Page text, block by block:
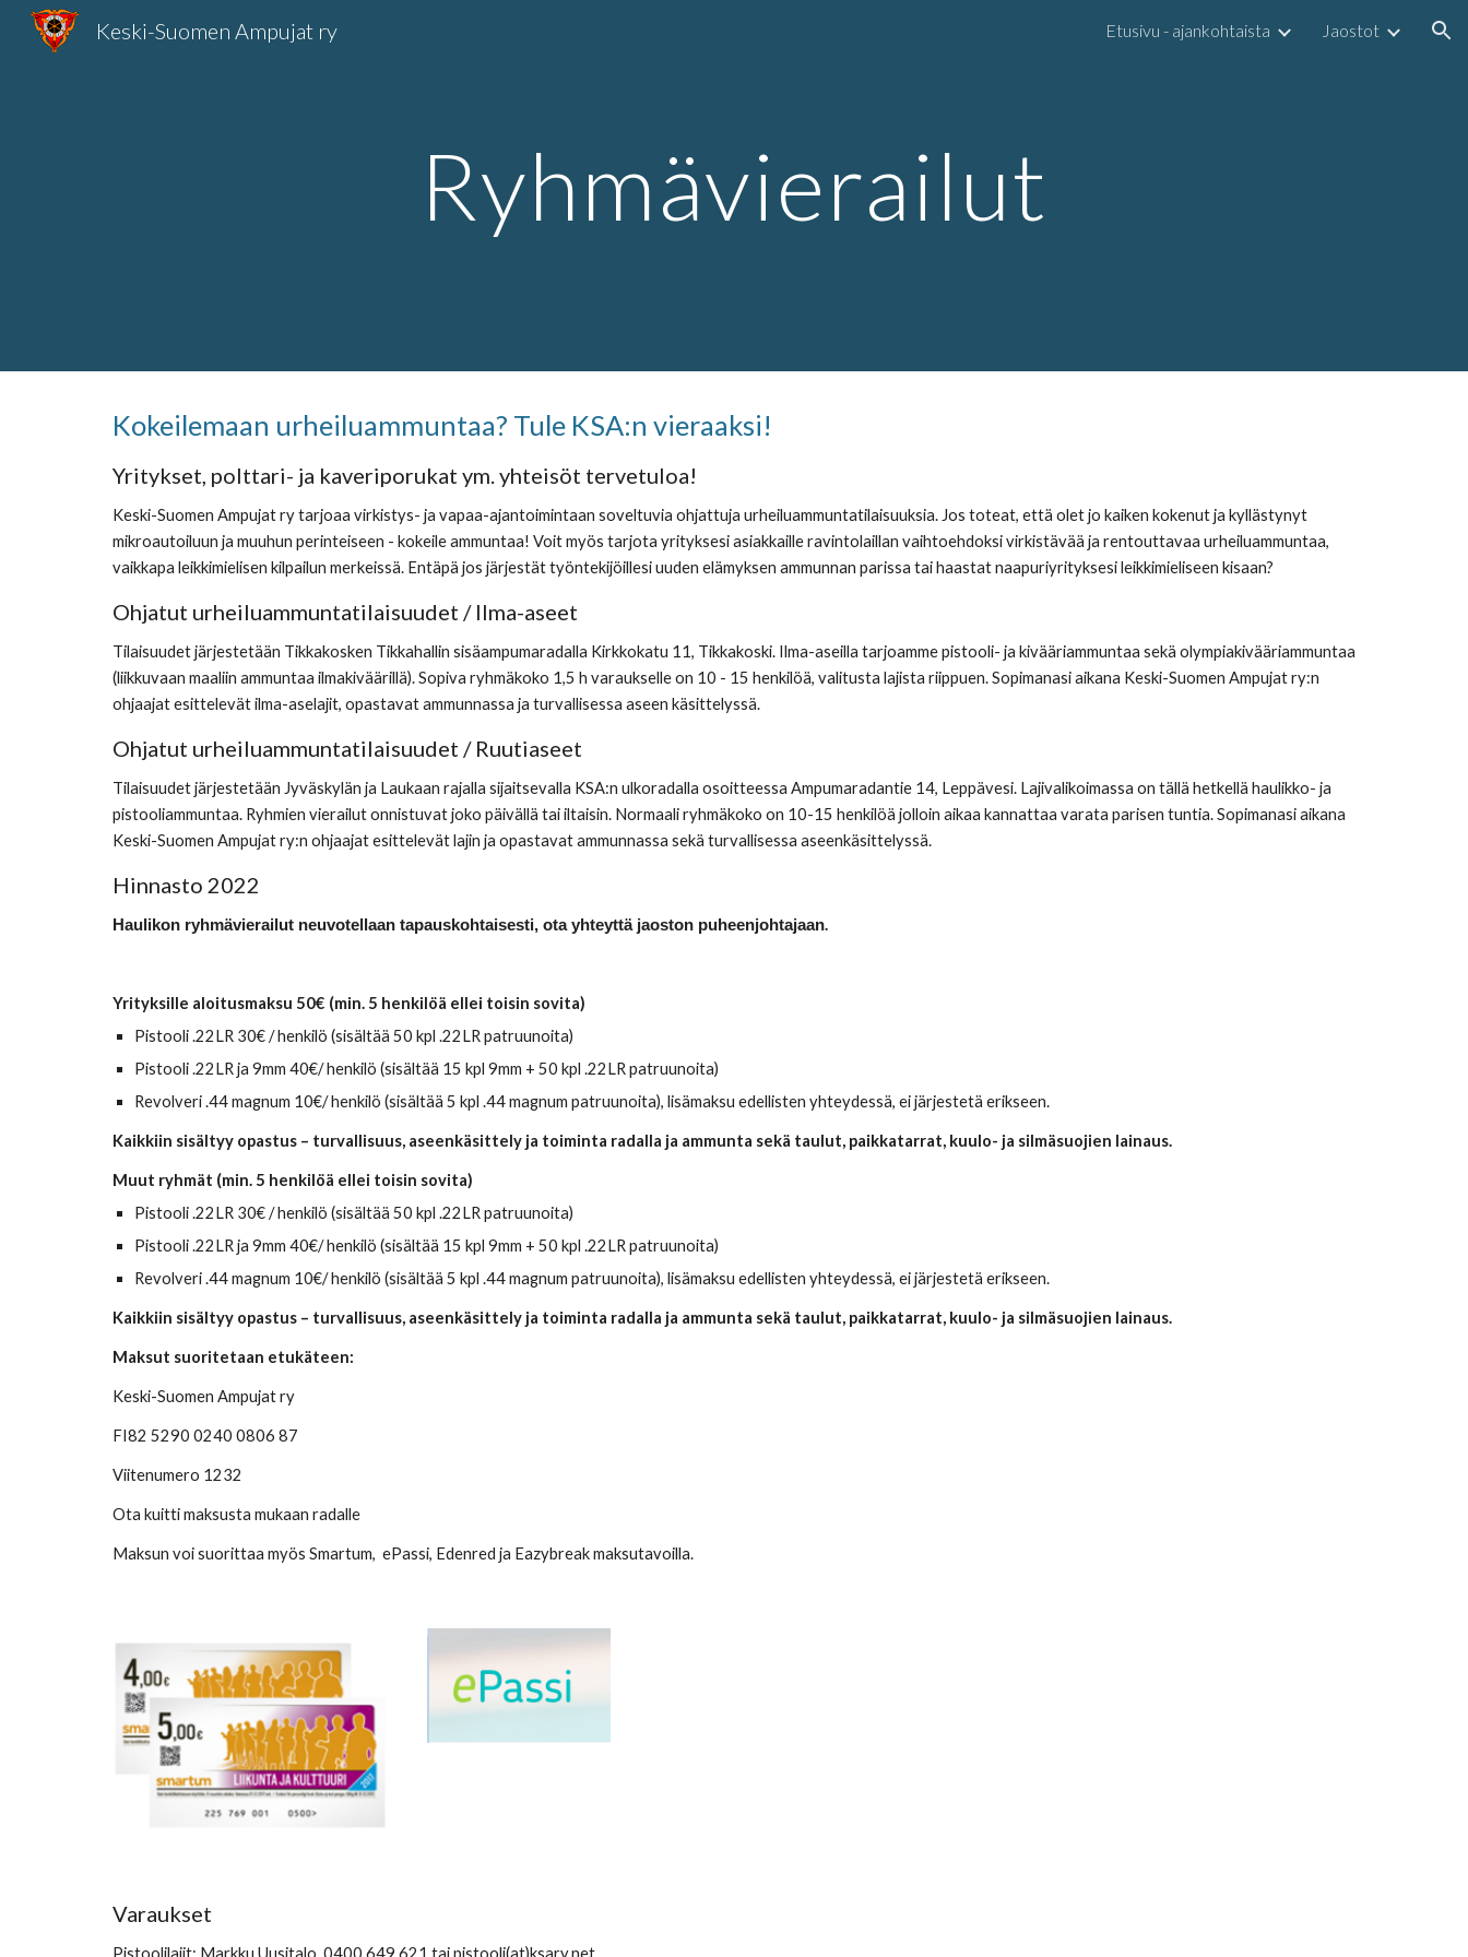
Keski-Suomen Ampujat ry Etusivu - ajankohtaista Jaostot
Ryhmävierailut
Kokeilemaan urheiluammuntaa? Tule KSA:n vieraaksi!
Yritykset, polttari- ja kaveriporukat ym. yhteisöt tervetuloa!
Keski-Suomen Ampujat ry tarjoaa virkistys- ja vapaa-ajantoimintaan soveltuvia ohjattuja urheiluammuntatilaisuuksia. Jos toteat, että olet jo kaiken kokenut ja kyllästynyt
mikroautoiluun ja muuhun perinteiseen - kokeile ammuntaa! Voit myös tarjota yrityksesi asiakkaille ravintolaillan vaihtoehdoksi virkistävää ja rentouttavaa urheiluammuntaa,
vaikkapa leikkimielisen kilpailun merkeissä. Entäpä jos järjestät työntekijöillesi uuden elämyksen ammunnan parissa tai haastat naapuriyrityksesi leikkimieliseen kisaan?
Ohjatut urheiluammuntatilaisuudet / Ilma-aseet
Tilaisuudet järjestetään Tikkakosken Tikkahallin sisäampumaradalla Kirkkokatu 11, Tikkakoski. Ilma-aseilla tarjoamme pistooli- ja kivääriammuntaa sekä olympiakivääriammuntaa
(liikkuvaan maaliin ammuntaa ilmakiväärillä). Sopiva ryhmäkoko 1,5 h varaukselle on 10 - 15 henkilöä, valitusta lajista riippuen. Sopimanasi aikana Keski-Suomen Ampujat ry:n
ohjaajat esittelevät ilma-aselajit, opastavat ammunnassa ja turvallisessa aseen käsittelyssä.
Ohjatut urheiluammuntatilaisuudet / Ruutiaseet
Tilaisuudet järjestetään Jyväskylän ja Laukaan rajalla sijaitsevalla KSA:n ulkoradalla osoitteessa Ampumaradantie 14, Leppävesi. Lajivalikoimassa on tällä hetkellä haulikko- ja
pistooliammuntaa. Ryhmien vierailut onnistuvat joko päivällä tai iltaisin. Normaali ryhmäkoko on 10-15 henkilöä jolloin aikaa kannattaa varata parisen tuntia. Sopimanasi aikana
Keski-Suomen Ampujat ry:n ohjaajat esittelevät lajin ja opastavat ammunnassa sekä turvallisessa aseenkäsittelyssä.
Hinnasto 2022
Haulikon ryhmävierailut neuvotellaan tapauskohtaisesti, ota yhteyttä jaoston puheenjohtajaan.
Yrityksille aloitusmaksu 50€ (min. 5 henkilöä ellei toisin sovita)
Pistooli .22LR 30€ / henkilö (sisältää 50 kpl .22LR patruunoita)
Pistooli .22LR ja 9mm 40€/ henkilö (sisältää 15 kpl 9mm + 50 kpl .22LR patruunoita)
Revolveri .44 magnum 10€/ henkilö (sisältää 5 kpl .44 magnum patruunoita), lisämaksu edellisten yhteydessä, ei järjestetä erikseen.
Kaikkiin sisältyy opastus – turvallisuus, aseenkäsittely ja toiminta radalla ja ammunta sekä taulut, paikkatarrat, kuulo- ja silmäsuojien lainaus.
Muut ryhmät (min. 5 henkilöä ellei toisin sovita)
Pistooli .22LR 30€ / henkilö (sisältää 50 kpl .22LR patruunoita)
Pistooli .22LR ja 9mm 40€/ henkilö (sisältää 15 kpl 9mm + 50 kpl .22LR patruunoita)
Revolveri .44 magnum 10€/ henkilö (sisältää 5 kpl .44 magnum patruunoita), lisämaksu edellisten yhteydessä, ei järjestetä erikseen.
Kaikkiin sisältyy opastus – turvallisuus, aseenkäsittely ja toiminta radalla ja ammunta sekä taulut, paikkatarrat, kuulo- ja silmäsuojien lainaus.
Maksut suoritetaan etukäteen:
Keski-Suomen Ampujat ry
FI82 5290 0240 0806 87
Viitenumero 1232
Ota kuitti maksusta mukaan radalle
Maksun voi suorittaa myös Smartum,  ePassi, Edenred ja Eazybreak maksutavoilla.
Varaukset
Pistoolilajit: Markku Uusitalo, 0400 649 621 tai pistooli(at)ksary.net